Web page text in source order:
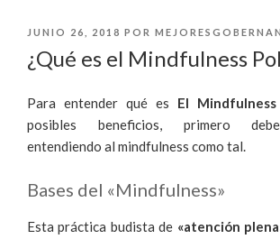
PUBLICADO
JUNIO 26, 2018 POR
¿Qué es el Mindfulness
Para entender qué es El
posibles beneficios, primero
entendiendo al mindfulness como tal.
Bases del «Mindfulness»
Esta práctica budista de «atención